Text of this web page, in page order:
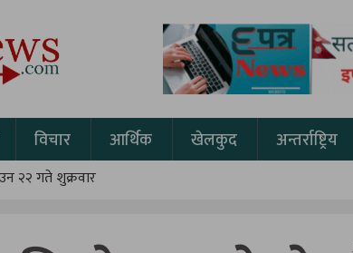
विचार आर्थिक खेलकुद अन्तर्राष्ट्रिय
२२ गते शुक्रवार